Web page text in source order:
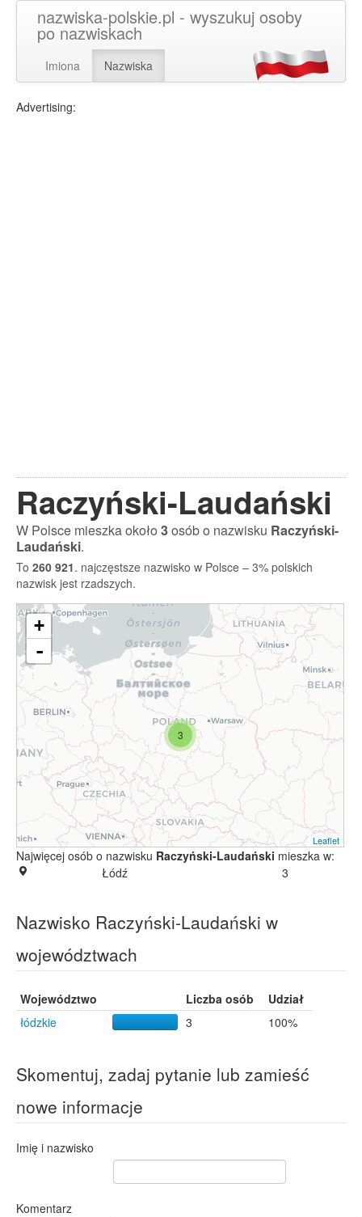
nazwiska-polskie.pl - wyszukuj osoby
po nazwiskach
Imiona Nazwiska
Advertising:
Raczyński-Laudański
W Polsce mieszka około3osób o nazwisku Raczyński-
Laudański.
To 260 921. najczęstsze nazwisko w Polsce – 3% polskich
nazwisk jest rzadszych.
3
+
-
Leaflet
Najwięcej osób o nazwisku Raczyński-Laudański mieszka w:
Łódź
3
Nazwisko Raczyński-Laudański w
województwach
Województwo Liczba osób
Udział
łódzkie
3 100%
Skomentuj, zadaj pytanie lub zamieść
nowe informacje
Imię i nazwisko
Komentarz